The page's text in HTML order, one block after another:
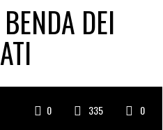
DEI
0 335 0